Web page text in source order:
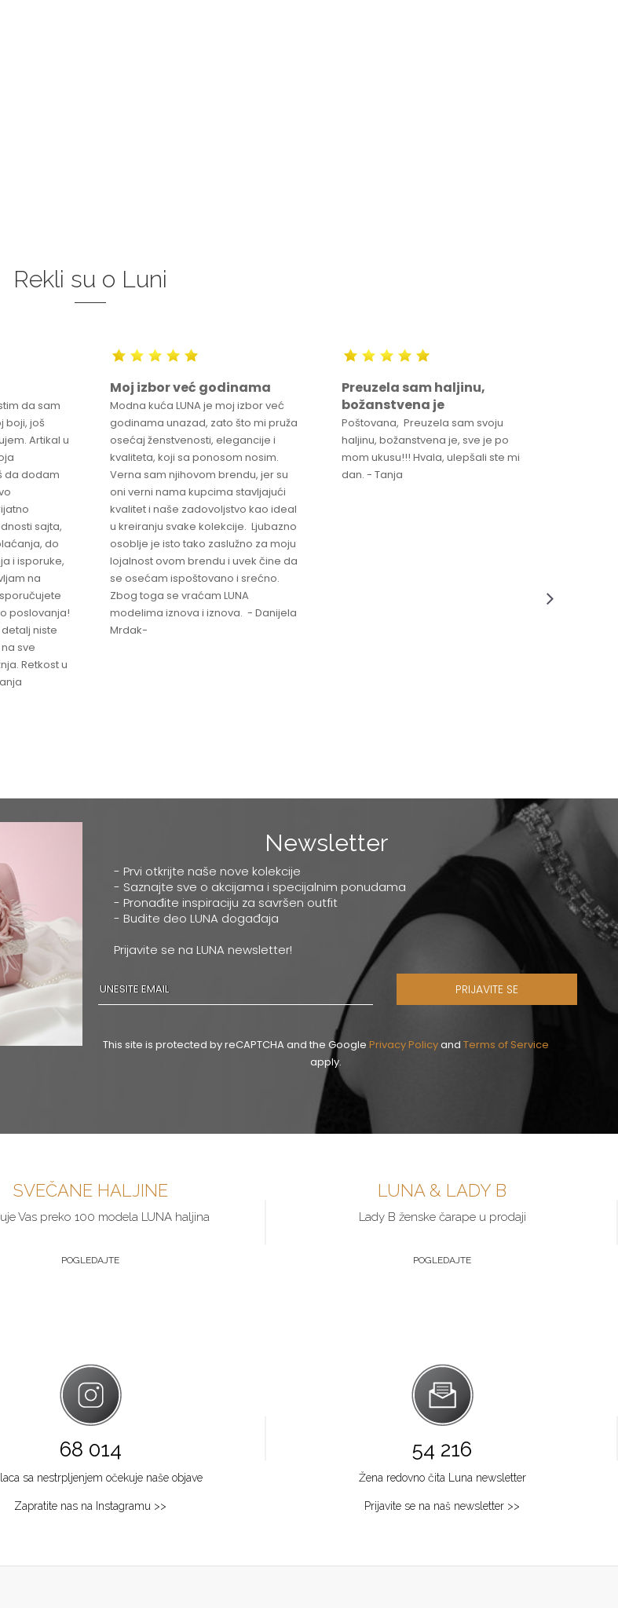
Rekli su o Luni
da sam
boji, još
Artikal u
da dodam
sajta,
do
i isporuke,
na
poslovanja!
niste
sve
Retkost u
Moj izbor već godinama
Modna kuća LUNA je moj izbor već
godinama unazad, zato što mi pruža
osećaj ženstvenosti, elegancije i
kvaliteta, koji sa ponosom nosim.
Verna sam njihovom brendu, jer su
oni verni nama kupcima stavljajući
kvalitet i naše zadovoljstvo kao ideal
u kreiranju svake kolekcije. Ljubazno
osoblje je isto tako zaslužno za moju
lojalnost ovom brendu i uvek čine da
se osećam ispoštovano i srećno.
Zbog toga se vraćam LUNA
modelima iznova i iznova. - Danijela
Mrdak-
Preuzela sam haljinu,
božanstvena je
Poštovana, Preuzela sam svoju
haljinu, božanstvena je, sve je po
mom ukusu!!! Hvala, ulepšali ste mi
dan. - Tanja
Newsletter
- Prvi otkrijte naše nove kolekcije
- Saznajte sve o akcijama i specijalnim ponudama
- Pronađite inspiraciju za savršen outfit
- Budite deo LUNA događaja
Prijavite se na LUNA newsletter!
PRIJAVITE SE
This site is protected by reCAPTCHA and the Google Privacy Policyand Terms of Service
apply.
SVEČANE HALJINE
Vas preko 100 modela LUNA haljina
POGLEDAJTE
LUNA & LADY B
Lady B ženske čarape u prodaji
POGLEDAJTE
68 014
sa nestrpljenjem očekuje naše objave
Zapratite nas na Instagramu >>
54 216
Žena redovno čita Luna newsletter
Prijavite se na naš newsletter >>